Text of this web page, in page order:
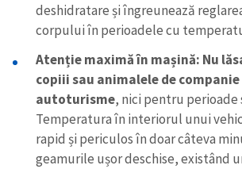
deshidratare și îngreunează
corpului în perioadele cu
Atenție maximă în mașină: Nu
copiii sau animalele de
autoturisme, nici pentru perioade
Temperatura în interiorul unui
rapid și periculos în doar câteva
geamurile ușor deschise, existând